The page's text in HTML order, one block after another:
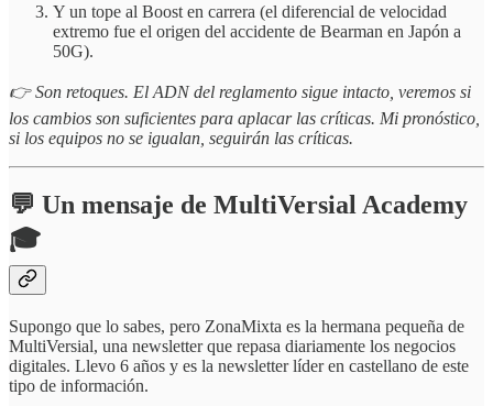
Y un tope al Boost en carrera (el diferencial de velocidad
extremo fue el origen del accidente de Bearman en Japón a
50G).
👉 Son retoques. El ADN del reglamento sigue intacto, veremos si
los cambios son suficientes para aplacar las críticas. Mi pronóstico,
si los equipos no se igualan, seguirán las críticas.
💬 Un mensaje de MultiVersial Academy
🎓
Supongo que lo sabes, pero ZonaMixta es la hermana pequeña de
MultiVersial, una newsletter que repasa diariamente los negocios
digitales. Llevo 6 años y es la newsletter líder en castellano de este
tipo de información.